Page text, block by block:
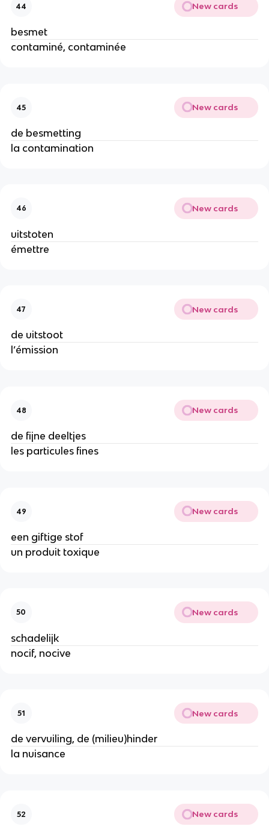
44 New cards
besmet
contaminé, contaminée
45 New cards
de besmetting
la contamination
46 New cards
uitstoten
émettre
47 New cards
de uitstoot
l’émission
48 New cards
de fijne deeltjes
les particules fines
49 New cards
een giftige stof
un produit toxique
50 New cards
schadelijk
nocif, nocive
51 New cards
de vervuiling, de (milieu)hinder
la nuisance
52 New cards